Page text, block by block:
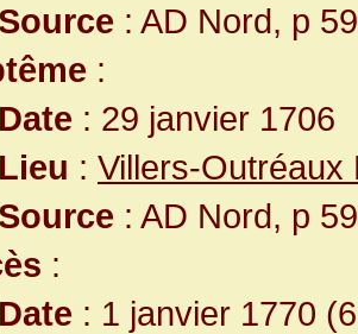
Source : AD Nord, p 59
:
Date : 29 janvier 1706
Lieu : Villers-Outréaux
Source : AD Nord, p 59
:
Date : 1 janvier 1770